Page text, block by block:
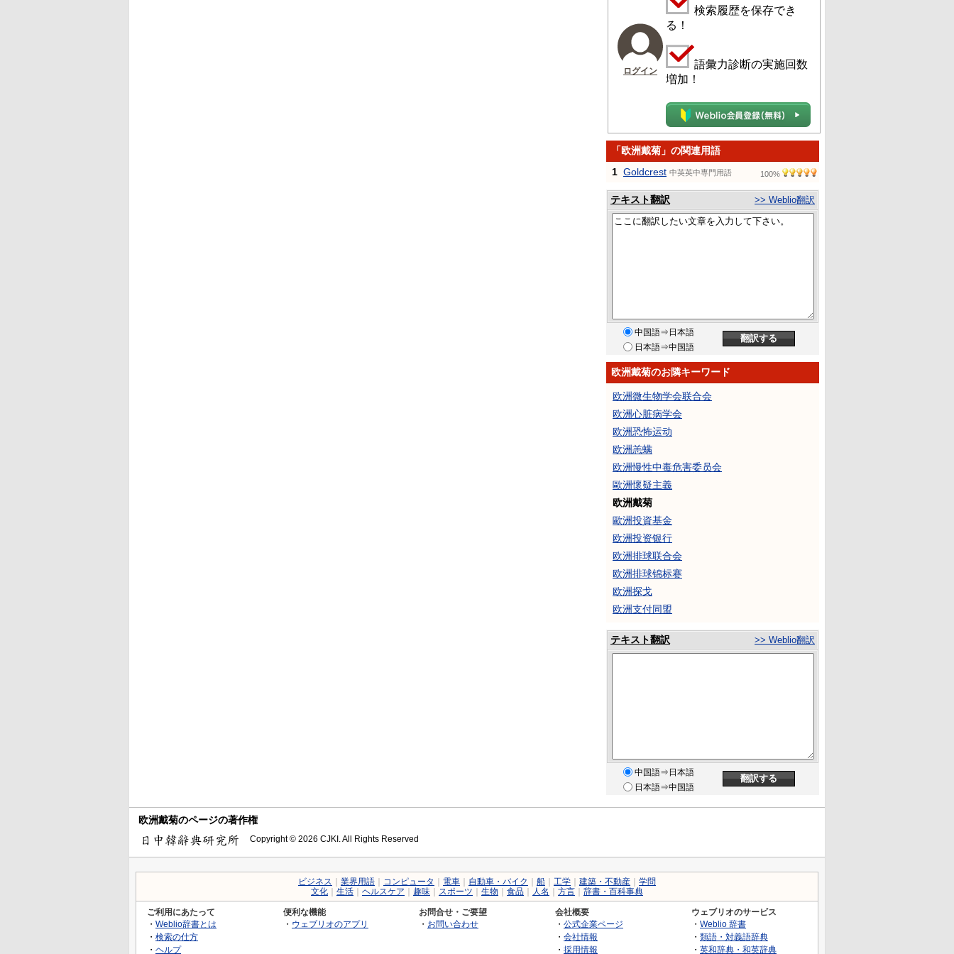
ログイン
検索履歴を保存でき
る！
語彙力診断の実施回数
増加！
「欧洲戴菊」の関連用語
1 Goldcrest 中英英中専門用語 100%
テキスト翻訳 >> Weblio翻訳
中国語⇒日本語
日本語⇒中国語
欧洲戴菊のお隣キーワード
欧洲微生物学会联合会
欧洲心脏病学会
欧洲恐怖运动
欧洲恙螨
欧洲慢性中毒危害委员会
歐洲懷疑主義
欧洲戴菊
歐洲投資基金
欧洲投资银行
欧洲排球联合会
欧洲排球锦标赛
欧洲探戈
欧洲支付同盟
テキスト翻訳 >> Weblio翻訳
中国語⇒日本語
日本語⇒中国語
欧洲戴菊のページの著作権
Copyright © 2026 CJKI. All Rights Reserved
ビジネス 業界用語 コンピュータ 電車 自動車・バイク 船 工学 建築・不動産
学問
文化
生活 ヘルスケア 趣味 スポーツ 生物 食品 人名 方言 辞書・百科事典
ご利用にあたって
・ Weblio辞書とは
・ 検索の仕方
・ ヘルプ
便利な機能
・ ウェブリオのアプリ
お問合せ・ご要望
・ お問い合わせ
会社概要
・ 公式企業ページ
・ 会社情報
・ 採用情報
ウェブリオのサービス
・ Weblio 辞書
・ 類語・対義語辞典
・ 英和辞典・和英辞典